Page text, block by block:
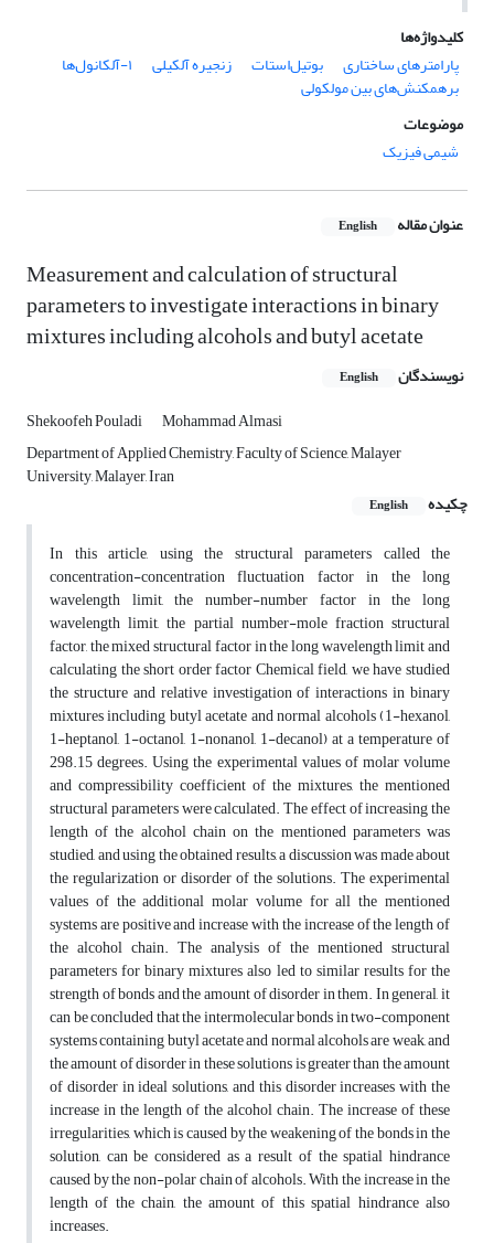
کلیدواژه‌ها
پارامترهای ساختاری
بوتیل‌استات زنجیره آلکیلی ۱-آلکانول‌ها
برهمکنش‌های بین مولکولی
موضوعات
شیمی فیزیک
عنوان مقاله English
Measurement and calculation of structural
parameters to investigate interactions in binary
mixtures including alcohols and butyl acetate
نویسندگان English
Shekoofeh Pouladi
Mohammad Almasi
Department of Applied Chemistry, Faculty of Science, Malayer
University, Malayer, Iran
چکیده
English
In this article, using the structural parameters called the
concentration-concentration fluctuation factor in the long
wavelength limit, the number-number factor in the long
wavelength limit, the partial number-mole fraction structural
factor, the mixed structural factor in the long wavelength limit and
calculating the short order factor Chemical field, we have studied
the structure and relative investigation of interactions in binary
mixtures including butyl acetate and normal alcohols (1-hexanol,
1-heptanol, 1-octanol, 1-nonanol, 1-decanol) at a temperature of
298.15 degrees. Using the experimental values of molar volume
and compressibility coefficient of the mixtures, the mentioned
structural parameters were calculated. The effect of increasing the
length of the alcohol chain on the mentioned parameters was
studied, and using the obtained results, a discussion was made about
the regularization or disorder of the solutions. The experimental
values of the additional molar volume for all the mentioned
systems are positive and increase with the increase of the length of
the alcohol chain. The analysis of the mentioned structural
parameters for binary mixtures also led to similar results for the
strength of bonds and the amount of disorder in them. In general, it
can be concluded that the intermolecular bonds in two-component
systems containing butyl acetate and normal alcohols are weak, and
the amount of disorder in these solutions is greater than the amount
of disorder in ideal solutions, and this disorder increases with the
increase in the length of the alcohol chain. The increase of these
irregularities, which is caused by the weakening of the bonds in the
solution, can be considered as a result of the spatial hindrance
caused by the non-polar chain of alcohols. With the increase in the
length of the chain, the amount of this spatial hindrance also
increases.